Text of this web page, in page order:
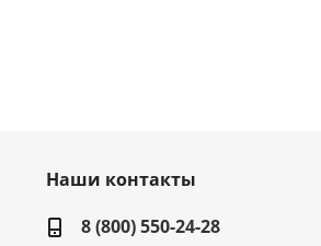
Наши контакты
8 (800) 550-24-28